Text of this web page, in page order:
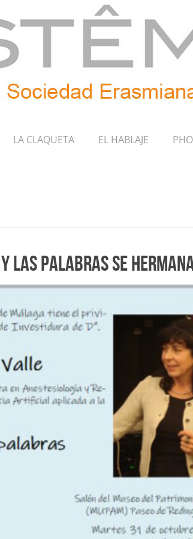
LA CLAQUETA EL HABLAJE
las palabras se